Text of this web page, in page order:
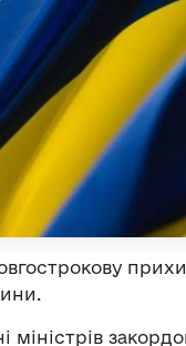
міністрів